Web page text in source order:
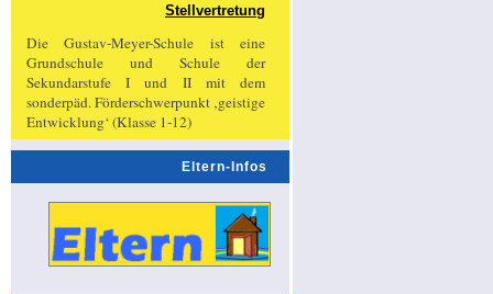
Stellvertretung
Die Gustav-Meyer-Schule ist eine
Grundschule und Schule der
Sekundarstufe I und II mit dem
sonderpäd. Förderschwerpunkt ‚geistige
Entwicklung‘ (Klasse 1-12)
Eltern-Infos